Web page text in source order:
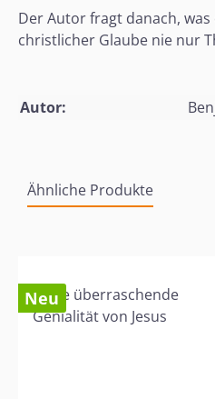
Der Autor fragt danach,
christlicher Glaube nie nur
Autor:
Ähnliche Produkte
Neu